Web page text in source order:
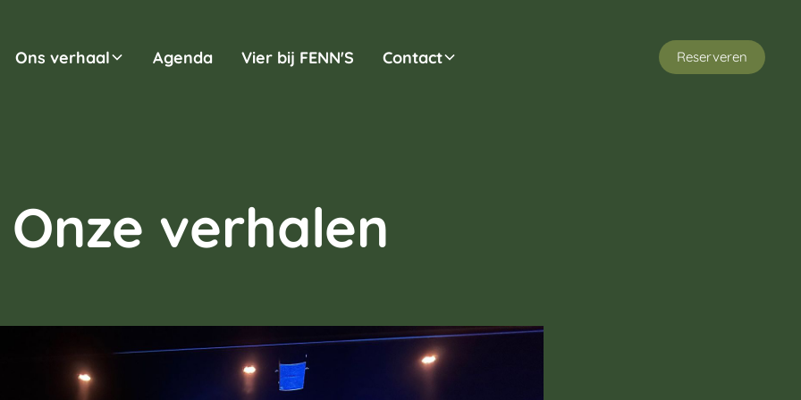
Ons verhaal Agenda Vier bij FENN'S Contact Reserveren
Onze verhalen